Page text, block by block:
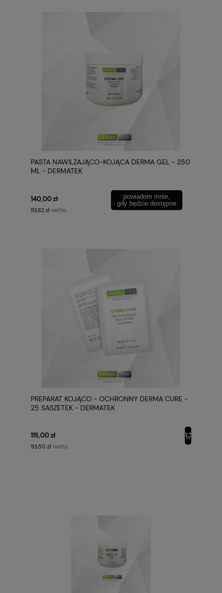
PASTA NAWILŻAJĄCO-KOJĄCA DERMA GEL - 250
ML - DERMATEK
140,00 zł
113,82 zł netto
powiadom mnie,
gdy będzie dostępne
PREPARAT KOJĄCO - OCHRONNY DERMA CURE -
25 SASZETEK - DERMATEK
115,00 zł
93,50 zł netto